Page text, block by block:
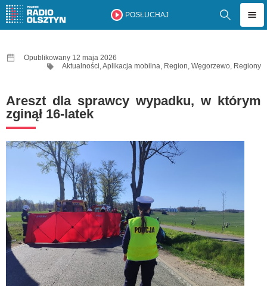
POSŁUCHAJ
Opublikowany 12 maja 2026
Aktualności,Aplikacja mobilna, Region, Węgorzewo, Regiony
Areszt dla sprawcy wypadku, w którym
zginął 16-latek